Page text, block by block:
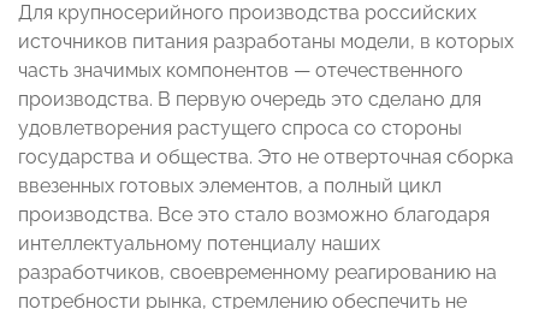
Для крупносерийного производства российских
источников питания разработаны модели, в которых
часть значимых компонентов — отечественного
производства. В первую очередь это сделано для
удовлетворения растущего спроса со стороны
государства и общества. Это не отверточная сборка
ввезенных готовых элементов, а полный цикл
производства. Все это стало возможно благодаря
интеллектуальному потенциалу наших
разработчиков, своевременному реагированию на
потребности рынка, стремлению обеспечить не